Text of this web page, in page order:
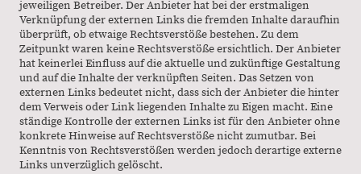
jeweiligen Betreiber. Der Anbieter hat bei der erstmaligen
Verknüpfung der externen Links die fremden Inhalte daraufhin
überprüft, ob etwaige Rechtsverstöße bestehen. Zu dem
Zeitpunkt waren keine Rechtsverstöße ersichtlich. Der Anbieter
hat keinerlei Einfluss auf die aktuelle und zukünftige Gestaltung
und auf die Inhalte der verknüpften Seiten. Das Setzen von
externen Links bedeutet nicht, dass sich der Anbieter die hinter
dem Verweis oder Link liegenden Inhalte zu Eigen macht. Eine
ständige Kontrolle der externen Links ist für den Anbieter ohne
konkrete Hinweise auf Rechtsverstöße nicht zumutbar. Bei
Kenntnis von Rechtsverstößen werden jedoch derartige externe
Links unverzüglich gelöscht.